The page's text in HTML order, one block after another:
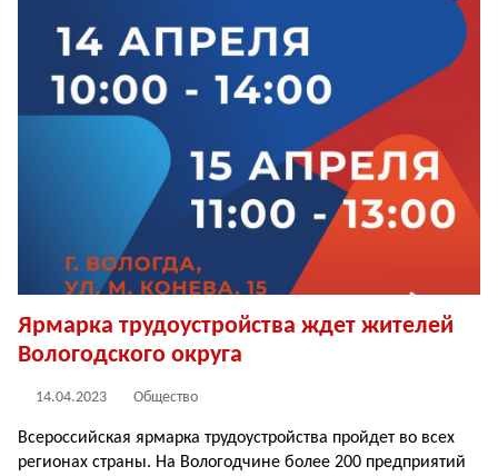
Ярмарка трудоустройства ждет жителей
Вологодского округа
14.04.2023 Общество
Всероссийская ярмарка трудоустройства пройдет во всех
регионах страны. На Вологодчине более 200 предприятий